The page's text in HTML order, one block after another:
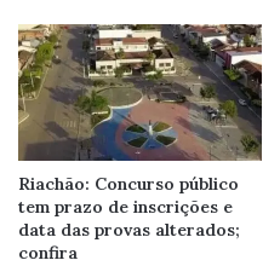
Riachão: Concurso público
tem prazo de inscrições e
data das provas alterados;
confira